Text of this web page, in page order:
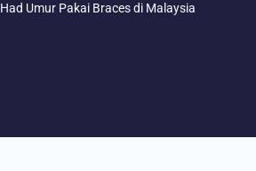
Had Umur Pakai Braces di Malaysia